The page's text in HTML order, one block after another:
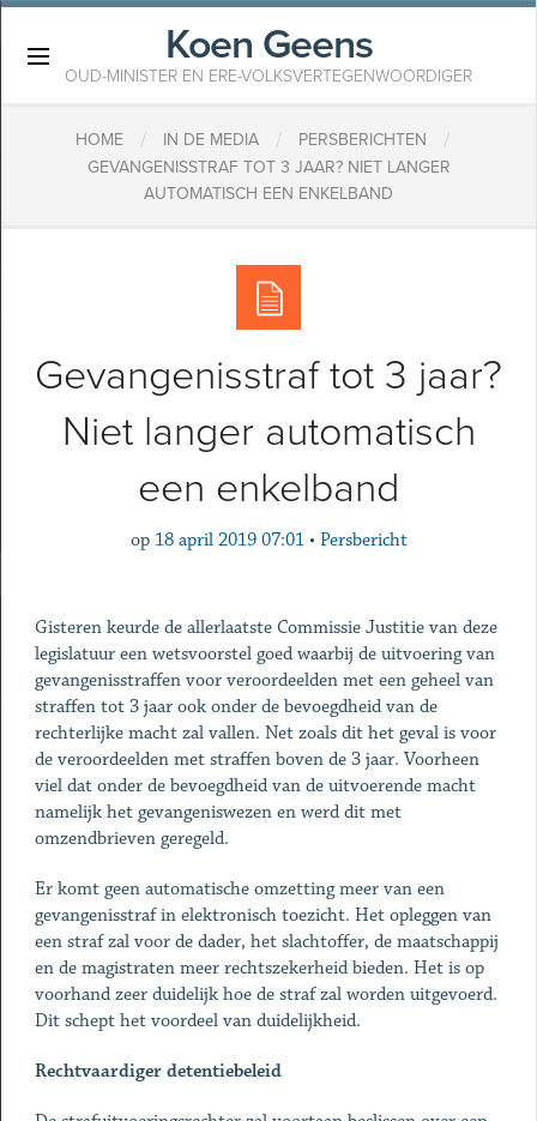
Koen Geens
OUD-MINISTER EN ERE-VOLKSVERTEGENWOORDIGER
HOME / IN DE MEDIA / PERSBERICHTEN /
GEVANGENISSTRAF TOT 3 JAAR? NIET LANGER
AUTOMATISCH EEN ENKELBAND
Gevangenisstraf tot 3 jaar?
Niet langer automatisch
een enkelband
op 18 april 2019 07:01 • Persbericht
Gisteren keurde de allerlaatste Commissie Justitie van deze
legislatuur een wetsvoorstel goed waarbij de uitvoering van
gevangenisstraffen voor veroordeelden met een geheel van
straffen tot 3 jaar ook onder de bevoegdheid van de
rechterlijke macht zal vallen. Net zoals dit het geval is voor
de veroordeelden met straffen boven de 3 jaar. Voorheen
viel dat onder de bevoegdheid van de uitvoerende macht
namelijk het gevangeniswezen en werd dit met
omzendbrieven geregeld.
Er komt geen automatische omzetting meer van een
gevangenisstraf in elektronisch toezicht. Het opleggen van
een straf zal voor de dader, het slachtoffer, de maatschappij
en de magistraten meer rechtszekerheid bieden. Het is op
voorhand zeer duidelijk hoe de straf zal worden uitgevoerd.
Dit schept het voordeel van duidelijkheid.
Rechtvaardiger detentiebeleid